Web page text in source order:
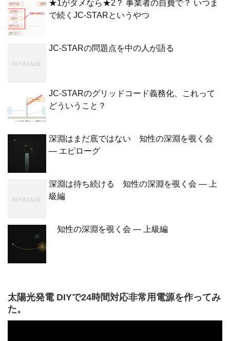
★1がダメなら★2？ 事業者の自費で？ いつま
で続くJC-STARというやつ
JC-STARの問題点を中の人が語る
JC-STARのグリッドコード義務化、これって
どういうこと？
深淵はまだ底ではない 知性の深淵を覗く会
— エピローグ
深淵は待ち続ける 知性の深淵を覗く会 — 上
級編
知性の深淵を覗く会 — 上級編
太陽光発電 DIYで24時間対応非常用電源を作ってみ
た。